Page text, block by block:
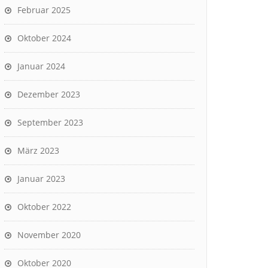
Februar 2025
Oktober 2024
Januar 2024
Dezember 2023
September 2023
März 2023
Januar 2023
Oktober 2022
November 2020
Oktober 2020